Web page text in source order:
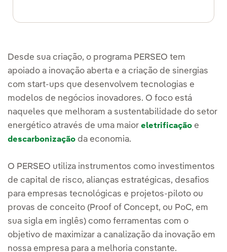
Desde sua criação, o programa PERSEO tem
apoiado a inovação aberta e a criação de sinergias
com start-ups que desenvolvem tecnologias e
modelos de negócios inovadores. O foco está
naqueles que melhoram a sustentabilidade do setor
energético através de uma maior eletrificação e
descarbonização da economia.
O PERSEO utiliza instrumentos como investimentos
de capital de risco, alianças estratégicas, desafios
para empresas tecnológicas e projetos-piloto ou
provas de conceito (Proof of Concept, ou PoC, em
sua sigla em inglês) como ferramentas com o
objetivo de maximizar a canalização da inovação em
nossa empresa para a melhoria constante.